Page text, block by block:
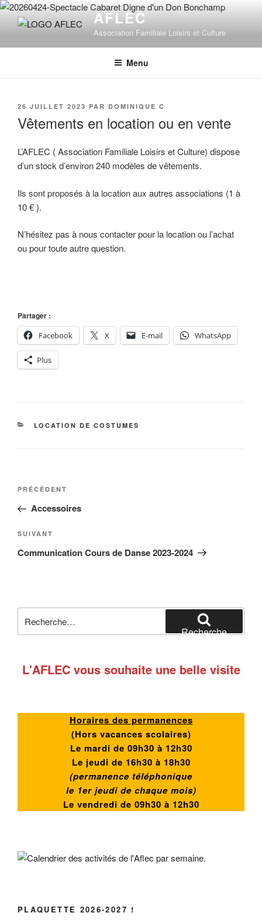
Aller
principal
AFLEC
Association Familiale Loisirs et Culture
Menu
PUBLIÉ
26 JUILLET 2023 PAR DOMINIQUE C
Vêtements en location ou en vente
L’AFLEC ( Association Familiale Loisirs et Culture) dispose
d’un stock d’environ 240 modèles de vêtements.
Ils sont proposés à la location aux autres associations (1 à
10 € ).
N’hésitez pas à nous contacter pour la location ou l’achat
ou pour toute autre question.
Partager :
Facebook
X E-mail WhatsApp
Plus
CATÉGORIES
LOCATION DE COSTUMES
Navigation
l’article
Article
précédent
PRÉCÉDENT
Accessoires
Article
suivant
SUIVANT
Communication Cours de Danse 2023-2024
pour
Recherche
L'AFLEC vous souhaite une belle visite
Horaires des permanences
(Hors vacances scolaires)
Le mardi de 09h30 à 12h30
Le jeudi de 16h30 à 18h30
(permanence téléphonique
le 1er jeudi de chaque mois)
Le vendredi de 09h30 à 12h30
PLAQUETTE 2026-2027 !